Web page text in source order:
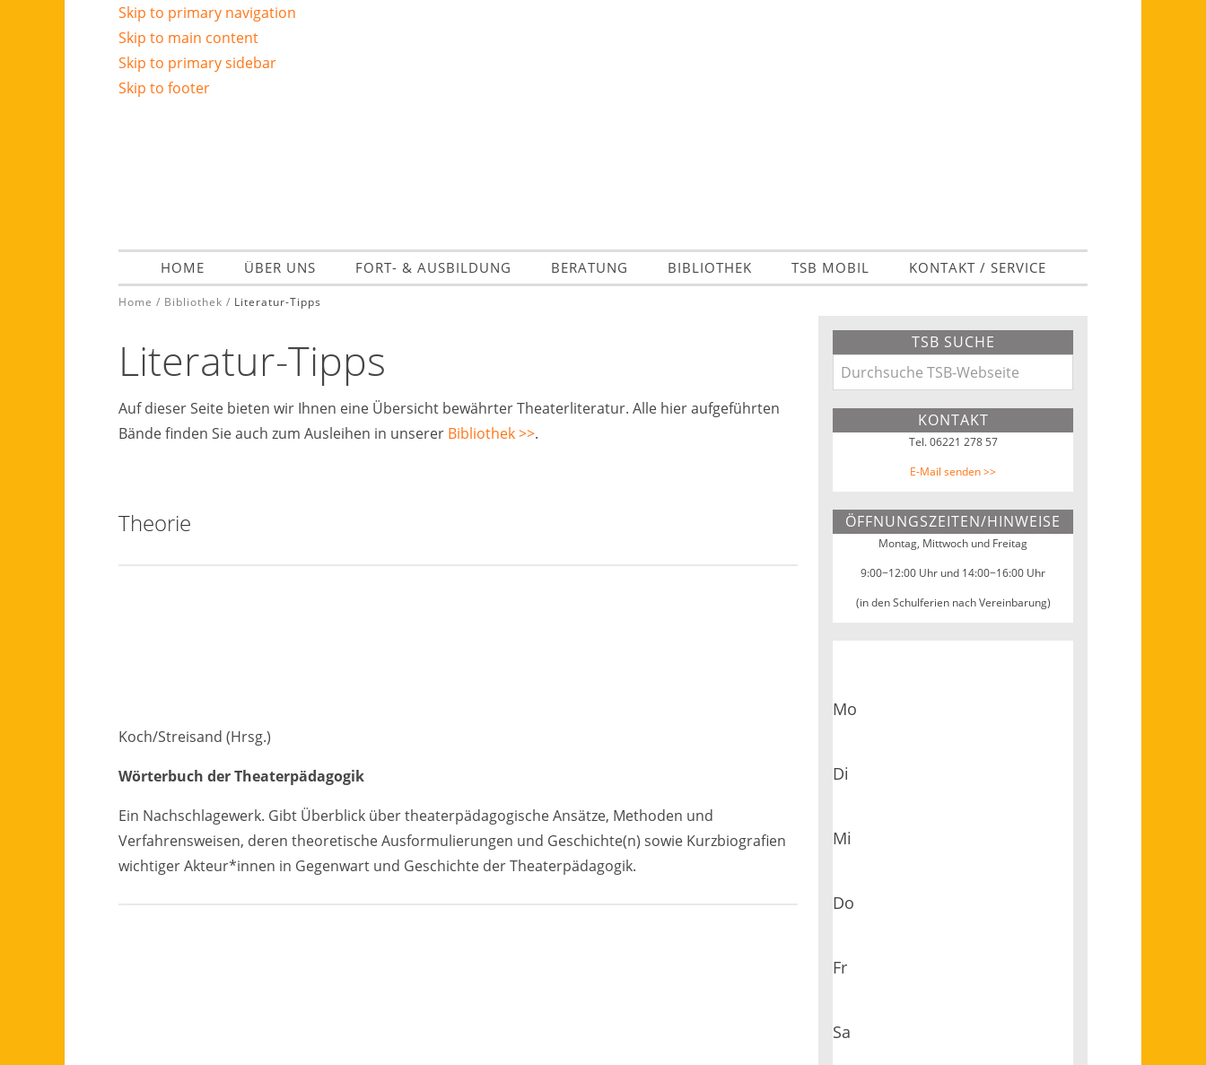
Skip to primary navigation
Skip to main content
Skip to primary sidebar
Skip to footer
HOME ÜBER UNS FORT- & AUSBILDUNG BERATUNG BIBLIOTHEK TSB MOBIL KONTAKT / SERVICE
Home / Bibliothek / Literatur-Tipps
Literatur-Tipps
Auf dieser Seite bieten wir Ihnen eine Übersicht bewährter Theaterliteratur. Alle hier aufgeführten
Bände finden Sie auch zum Ausleihen in unserer Bibliothek >>.
Theorie
Koch/Streisand (Hrsg.)
Wörterbuch der Theaterpädagogik
Ein Nachschlagewerk. Gibt Überblick über theaterpädagogische Ansätze, Methoden und
Verfahrensweisen, deren theoretische Ausformulierungen und Geschichte(n) sowie Kurzbiografien
wichtiger Akteur*innen in Gegenwart und Geschichte der Theaterpädagogik.
Sidebar
TSB SUCHE
Durchsuche
TSB-
KONTAKT
Tel. 06221 278 57
E-Mail senden >>
ÖFFNUNGSZEITEN/HINWEISE
Montag, Mittwoch und Freitag
9:00−12:00 Uhr und 14:00−16:00 Uhr
(in den Schulferien nach Vereinbarung)
Mo
Di
Mi
Do
Fr
Sa